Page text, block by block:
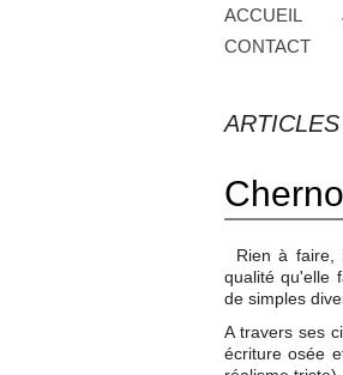
ACCUEIL
CONTACT
Rien à faire,
qualité qu'elle
de simples
A travers ses
écriture osée